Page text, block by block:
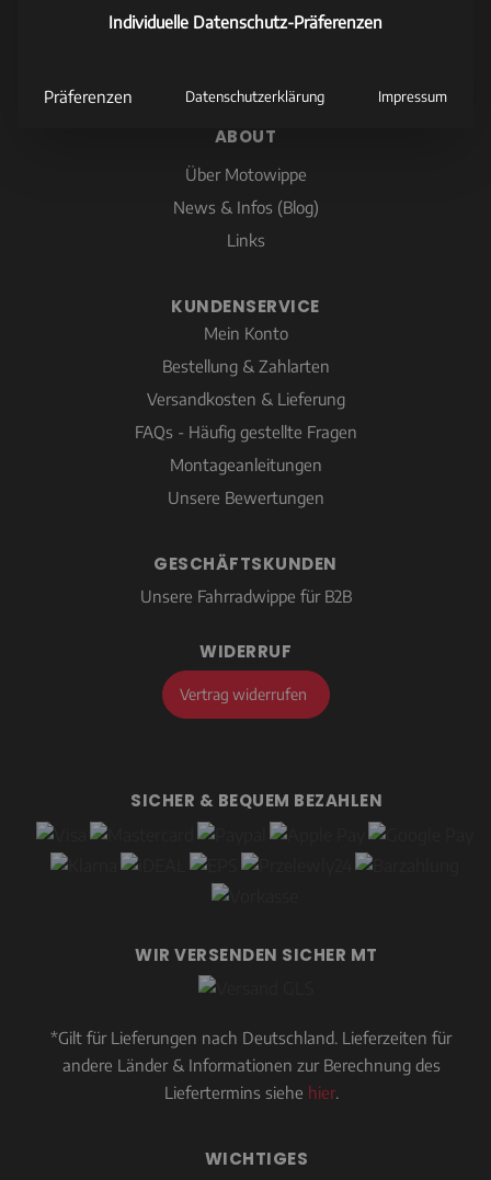
+49 (0)7563 - 915 03 08
ABOUT
Über Motowippe
News & Infos (Blog)
Links
KUNDENSERVICE
Mein Konto
Bestellung & Zahlarten
Versandkosten & Lieferung
FAQs - Häufig gestellte Fragen
Montageanleitungen
Unsere Bewertungen
GESCHÄFTSKUNDEN
Unsere Fahrradwippe für B2B
WIDERRUF
Vertrag widerrufen
SICHER & BEQUEM BEZAHLEN
WIR VERSENDEN SICHER MT
*Gilt für Lieferungen nach Deutschland. Lieferzeiten für
andere Länder & Informationen zur Berechnung des
Liefertermins siehe hier.
WICHTIGES
Individuelle Datenschutz-Präferenzen
Präferenzen Datenschutzerklärung Impressum